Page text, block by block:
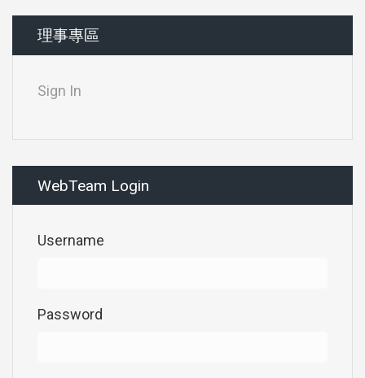
理事專區
Sign In
WebTeam Login
Username
Password